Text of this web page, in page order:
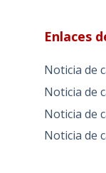
Enlaces
Noticia de
Noticia de
Noticia de
Noticia de